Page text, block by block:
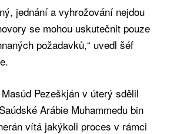
jednání a vyhrožování nejdou
se mohou uskutečnit pouze
požadavků,“ uvedl šéf
Pezeškján v úterý sdělil
Arábie Muhammedu bin
vítá jakýkoli proces v rámci